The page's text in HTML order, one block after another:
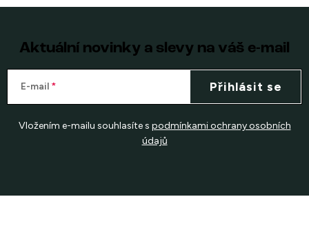
Aktuální novinky a slevy na váš e-mail
E-mail
Vložením e-mailu souhlasíte s podmínkami ochrany osobních
údajů
Přihlásit se